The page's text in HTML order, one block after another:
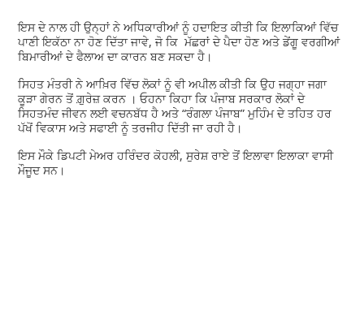
ਇਸ ਦੇ ਨਾਲ ਹੀ ਉਨ੍ਹਾਂ ਨੇ ਅਧਿਕਾਰੀਆਂ ਨੂੰ ਹਦਾਇਤ ਕੀਤੀ ਕਿ ਇਲਾਕਿਆਂ ਵਿੱਚ
ਪਾਣੀ ਇਕੱਠਾ ਨਾ ਹੋਣ ਦਿੱਤਾ ਜਾਵੇ, ਜੋ ਕਿ ਮੱਛਰਾਂ ਦੇ ਪੈਦਾ ਹੋਣ ਅਤੇ ਡੇਂਗੂ ਵਰਗੀਆਂ
ਬਿਮਾਰੀਆਂ ਦੇ ਫੈਲਾਅ ਦਾ ਕਾਰਨ ਬਣ ਸਕਦਾ ਹੈ।
ਸਿਹਤ ਮੰਤਰੀ ਨੇ ਆਖ਼ਿਰ ਵਿੱਚ ਲੋਕਾਂ ਨੂੰ ਵੀ ਅਪੀਲ ਕੀਤੀ ਕਿ ਉਹ ਜਗ੍ਹਾ ਜਗਾ
ਕੂੜਾ ਗੇਰਨ ਤੋਂ ਗ਼ੁਰੇਜ਼ ਕਰਨ । ਓਹਨਾ ਕਿਹਾ ਕਿ ਪੰਜਾਬ ਸਰਕਾਰ ਲੋਕਾਂ ਦੇ
ਸਿਹਤਮੰਦ ਜੀਵਨ ਲਈ ਵਚਨਬੱਧ ਹੈ ਅਤੇ “ਰੰਗਲਾ ਪੰਜਾਬ” ਮੁਹਿੰਮ ਦੇ ਤਹਿਤ ਹਰ
ਪੱਖੋਂ ਵਿਕਾਸ ਅਤੇ ਸਫਾਈ ਨੂੰ ਤਰਜੀਹ ਦਿੱਤੀ ਜਾ ਰਹੀ ਹੈ।
ਇਸ ਮੌਕੇ ਡਿਪਟੀ ਮੇਅਰ ਹਰਿੰਦਰ ਕੋਹਲੀ, ਸੁਰੇਸ਼ ਰਾਏ ਤੋਂ ਇਲਾਵਾ ਇਲਾਕਾ ਵਾਸੀ
ਮੌਜੂਦ ਸਨ।